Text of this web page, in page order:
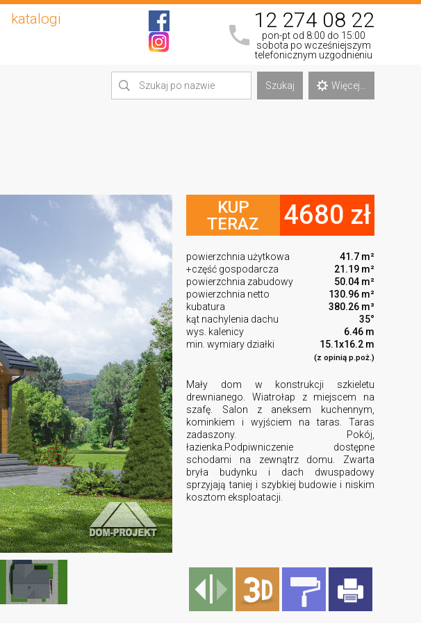
katalogi
12 274 08 22
pon-pt od 8:00 do 15:00
sobota po wcześniejszym
telefonicznym uzgodnieniu
Szukaj Więcej...
KUP
TERAZ
4680 zł
powierzchnia użytkowa
41.7 m²
+część gospodarcza
21.19 m²
powierzchnia zabudowy
50.04 m²
powierzchnia netto
130.96 m²
kubatura
380.26 m³
kąt nachylenia dachu
35°
wys. kalenicy
6.46 m
min. wymiary działki
15.1x16.2 m
(z opinią p.poż.)
Mały dom w konstrukcji szkieletu
drewnianego. Wiatrołap z miejscem na
szafę. Salon z aneksem kuchennym,
kominkiem i wyjściem na taras. Taras
zadaszony. Pokój,
łazienka.Podpiwniczenie dostępne
schodami na zewnątrz domu. Zwarta
bryła budynku i dach dwuspadowy
sprzyjają taniej i szybkiej budowie i niskim
kosztom eksploatacji.